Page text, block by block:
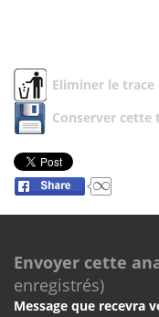
Eliminer le
Conserver cette
Envoyer cette
enregistrés)
Message que recevra